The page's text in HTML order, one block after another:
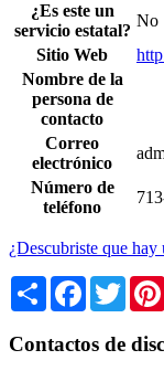
¿Es este un
servicio estatal?
No
Sitio Web
Nombre de la
persona de
contacto
Correo
electrónico
Número de
teléfono
¿Descubriste que
Share Facebook
Contactos de